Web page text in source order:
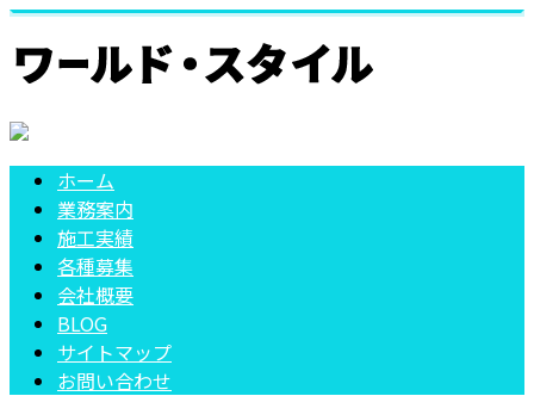
ホーム
業務案内
施工実績
各種募集
会社概要
BLOG
サイトマップ
お問い合わせ